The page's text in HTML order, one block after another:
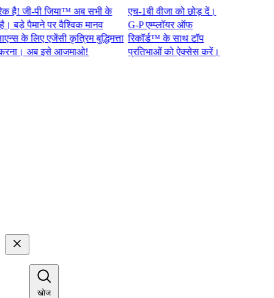
जी-पी जिया™ अब सभी के
पैमाने पर वैश्विक मानव
लिए एजेंसी कृत्रिम बुद्धिमत्ता
अब इसे आजमाओ!​​
एच-1बी वीजा को छोड़ दें।
G-P एम्प्लॉयर ऑफ
रिकॉर्ड™ के साथ टॉप
प्रतिभाओं को ऐक्सेस करें।​​
खोज​​